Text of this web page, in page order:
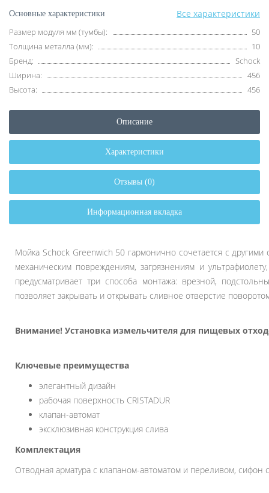
Основные характеристики Все характеристики
Размер модуля мм (тумбы):
50
Толщина металла (мм):
10
Бренд:
Schock
Ширина:
456
Высота:
456
Описание
Характеристики
Отзывы (0)
Информационная вкладка
Мойка Schock Greenwich 50 гармонично сочетается с
механическим повреждениям, загрязнениям и
предусматривает три способа монтажа: врезной,
позволяет закрывать и открывать сливное отверстие
Внимание! Установка измельчителя для пищевых
Ключевые преимущества
элегантный дизайн
рабочая поверхность CRISTADUR
клапан-автомат
эксклюзивная конструкция слива
Комплектация
Отводная арматура с клапаном-автоматом и переливом,